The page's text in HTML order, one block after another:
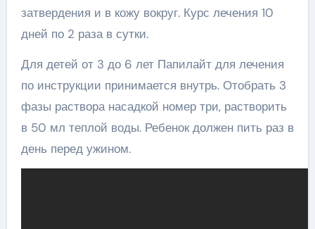
затвердения и в кожу вокруг. Курс лечения 10
дней по 2 раза в сутки.
Для детей от 3 до 6 лет Папилайт для лечения
по инструкции принимается внутрь. Отобрать 3
фазы раствора насадкой номер три, растворить
в 50 мл теплой воды. Ребенок должен пить раз в
день перед ужином.